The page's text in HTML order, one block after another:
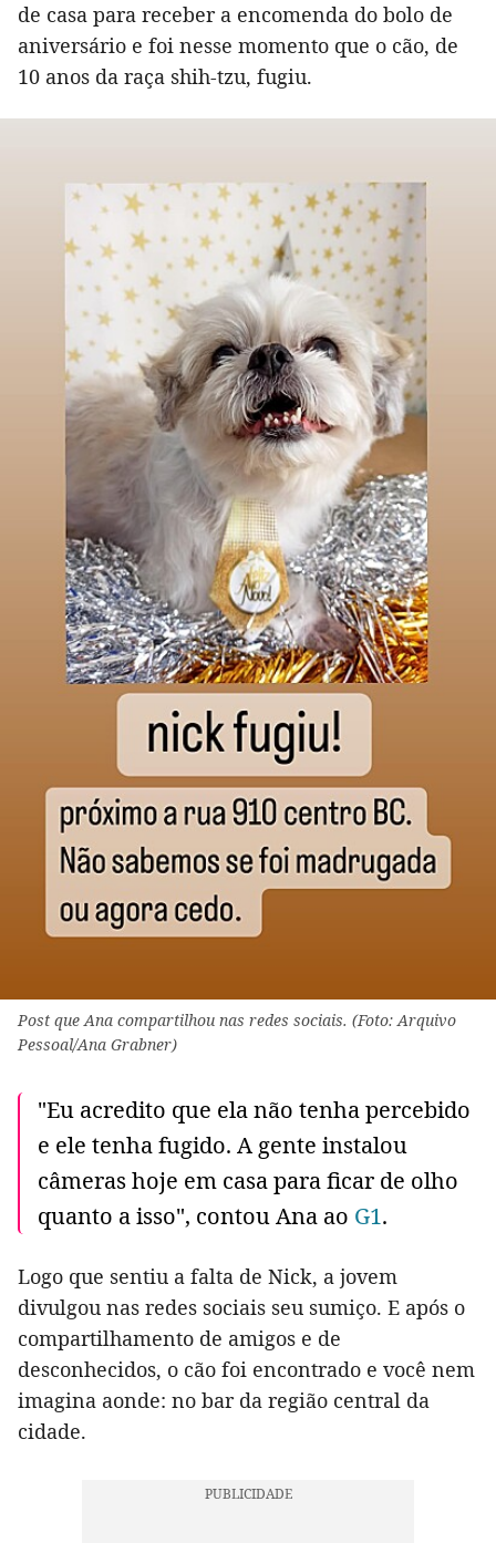
de casa para receber a encomenda do bolo de
aniversário e foi nesse momento que o cão, de
10 anos da raça shih-tzu, fugiu.
Post que Ana compartilhou nas redes sociais. (Foto: Arquivo
Pessoal/Ana Grabner)
"Eu acredito que ela não tenha percebido
e ele tenha fugido. A gente instalou
câmeras hoje em casa para ficar de olho
quanto a isso", contou Ana ao G1.
Logo que sentiu a falta de Nick, a jovem
divulgou nas redes sociais seu sumiço. E após o
compartilhamento de amigos e de
desconhecidos, o cão foi encontrado e você nem
imagina aonde: no bar da região central da
cidade.